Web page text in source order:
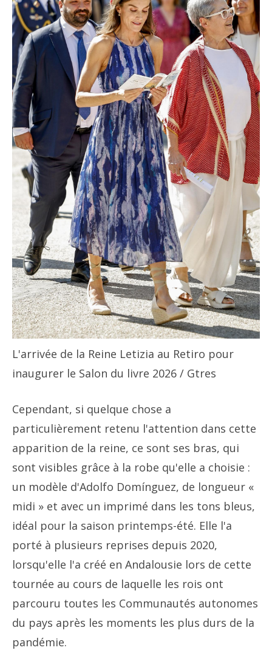
L'arrivée de la Reine Letizia au Retiro pour
inaugurer le Salon du livre 2026 / Gtres
Cependant, si quelque chose a
particulièrement retenu l'attention dans cette
apparition de la reine, ce sont ses bras, qui
sont visibles grâce à la robe qu'elle a choisie :
un modèle d'Adolfo Domínguez, de longueur «
midi » et avec un imprimé dans les tons bleus,
idéal pour la saison printemps-été. Elle l'a
porté à plusieurs reprises depuis 2020,
lorsqu'elle l'a créé en Andalousie lors de cette
tournée au cours de laquelle les rois ont
parcouru toutes les Communautés autonomes
du pays après les moments les plus durs de la
pandémie.